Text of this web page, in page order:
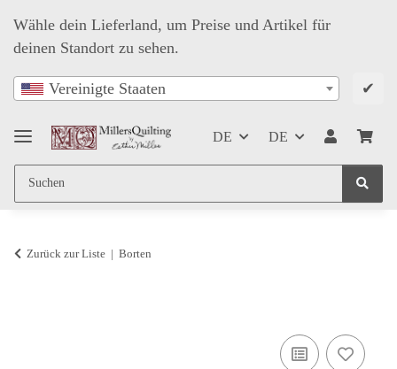
Wähle dein Lieferland, um Preise und Artikel für
deinen Standort zu sehen.
Vereinigte Staaten ✔
DE DE
Zurück zur Liste Borten